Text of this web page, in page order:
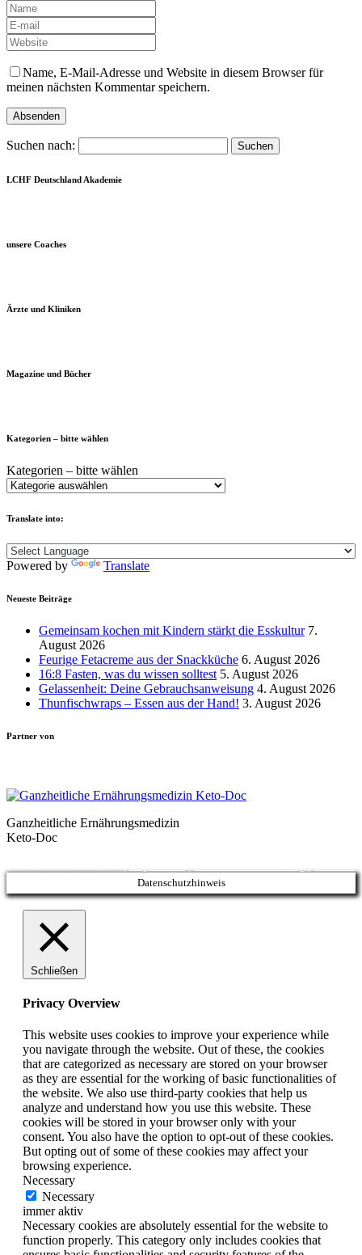
Name, E-Mail-Adresse und Website in diesem Browser für
meinen nächsten Kommentar speichern.
Suchen nach:
LCHF Deutschland Akademie
unsere Coaches
Ärzte und Kliniken
Magazine und Bücher
Kategorien – bitte wählen
Kategorien – bitte wählen
Translate into:
Powered by Translate
Neueste Beiträge
Gemeinsam kochen mit Kindern stärkt die Esskultur 7.
August 2026
Feurige Fetacreme aus der Snackküche 6. August 2026
16:8 Fasten, was du wissen solltest 5. August 2026
Gelassenheit: Deine Gebrauchsanweisung 4. August 2026
Thunfischwraps – Essen aus der Hand! 3. August 2026
Partner von
Ganzheitliche Ernährungsmedizin
Keto-Doc
Datenschutzhinweis
Schließen
Privacy Overview
This website uses cookies to improve your experience while
you navigate through the website. Out of these, the cookies
that are categorized as necessary are stored on your browser
as they are essential for the working of basic functionalities of
the website. We also use third-party cookies that help us
analyze and understand how you use this website. These
cookies will be stored in your browser only with your
consent. You also have the option to opt-out of these cookies.
But opting out of some of these cookies may affect your
browsing experience.
Necessary
Necessary
immer aktiv
Necessary cookies are absolutely essential for the website to
function properly. This category only includes cookies that